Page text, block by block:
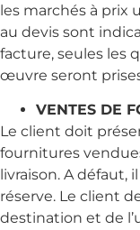
les marchés à prix
au devis sont
facture, seules les
œuvre seront
VENTES DE
Le client doit
fournitures
livraison. A défaut,
réserve. Le client
destination et de